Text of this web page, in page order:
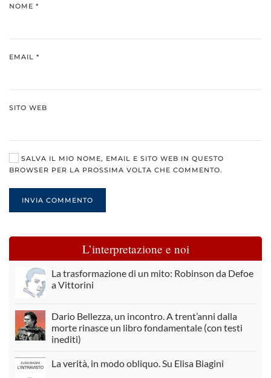
NOME *
EMAIL *
SITO WEB
SALVA IL MIO NOME, EMAIL E SITO WEB IN QUESTO
BROWSER PER LA PROSSIMA VOLTA CHE COMMENTO.
INVIA COMMENTO
L’interpretazione e noi
La trasformazione di un mito: Robinson da Defoe
a Vittorini
Dario Bellezza, un incontro. A trent’anni dalla
morte rinasce un libro fondamentale (con testi
inediti)
La verità, in modo obliquo. Su Elisa Biagini